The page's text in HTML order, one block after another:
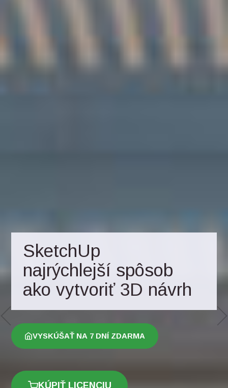
SketchUp
najrýchlejší spôsob
ako vytvoriť 3D návrh
VYSKÚŠAŤ NA 7 DNÍ ZDARMA
KÚPIŤ LICENCIU